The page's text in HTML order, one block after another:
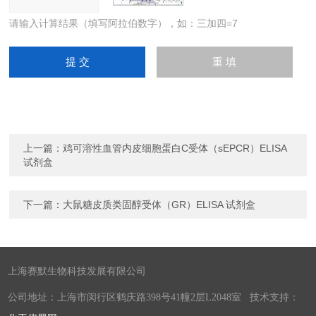
请输入计算结果（填写阿拉伯数字），如：三加四=7
上一篇： 鸡可溶性血管内皮细胞蛋白C受体（sEPCR）ELISA
试剂盒
下一篇： 大鼠糖皮质类固醇受体（GR）ELISA 试剂盒
上海赛默生物科技发展有限公司
公司地址：上海市闵行区鹤庆路398号41幢2层L2048室 技术支持：